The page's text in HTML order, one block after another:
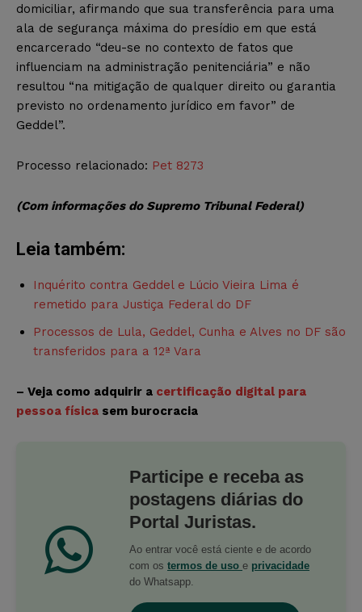
domiciliar, afirmando que sua transferência para uma
ala de segurança máxima do presídio em que está
encarcerado “deu-se no contexto de fatos que
influenciam na administração penitenciária” e não
resultou “na mitigação de qualquer direito ou garantia
previsto no ordenamento jurídico em favor” de
Geddel”.
Processo relacionado: Pet 8273
(Com informações do Supremo Tribunal Federal)
Leia também:
Inquérito contra Geddel e Lúcio Vieira Lima é
remetido para Justiça Federal do DF
Processos de Lula, Geddel, Cunha e Alves no DF são
transferidos para a 12ª Vara
– Veja como adquirir a certificação digital para
pessoa física sem burocracia
Participe e receba as
postagens diárias do
Portal Juristas.
Ao entrar você está ciente e de acordo
com os termos de uso e privacidade
do Whatsapp.